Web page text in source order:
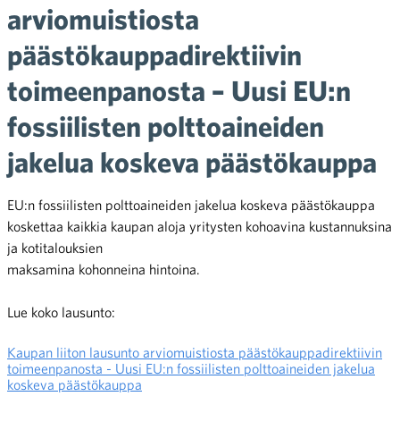
arviomuistiosta
päästökauppadirektiivin
toimeenpanosta – Uusi EU:n
fossiilisten polttoaineiden
jakelua koskeva päästökauppa
EU:n fossiilisten polttoaineiden jakelua koskeva päästökauppa
koskettaa kaikkia kaupan aloja yritysten kohoavina kustannuksina
ja kotitalouksien
maksamina kohonneina hintoina.
Lue koko lausunto:
Kaupan liiton lausunto arviomuistiosta päästökauppadirektiivin
toimeenpanosta - Uusi EU:n fossiilisten polttoaineiden jakelua
koskeva päästökauppa